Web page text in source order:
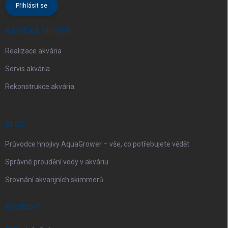
Přihlásit se
NABÍDKA SLUŽEB
Realizace akvária
Servis akvária
Rekonstrukce akvária
BLOG
Průvodce hnojivy AquaGrower – vše, co potřebujete vědět
Správné proudění vody v akváriu
Srovnání akvarijních skimmerů
KONTAKT